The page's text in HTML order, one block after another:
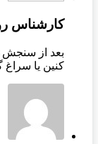
کارشناس
بعد از سنجش
کنین یا سراغ